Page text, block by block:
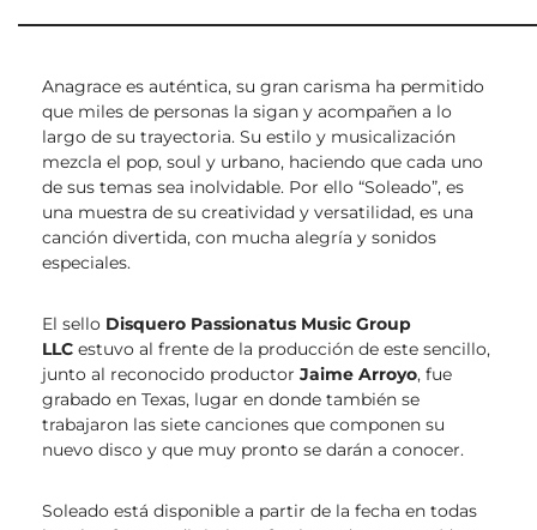
Anagrace es auténtica, su gran carisma ha permitido
que miles de personas la sigan y acompañen a lo
largo de su trayectoria. Su estilo y musicalización
mezcla el pop, soul y urbano, haciendo que cada uno
de sus temas sea inolvidable. Por ello “Soleado”, es
una muestra de su creatividad y versatilidad, es una
canción divertida, con mucha alegría y sonidos
especiales.
El sello Disquero Passionatus Music Group
LLC estuvo al frente de la producción de este sencillo,
junto al reconocido productor Jaime Arroyo, fue
grabado en Texas, lugar en donde también se
trabajaron las siete canciones que componen su
nuevo disco y que muy pronto se darán a conocer.
Soleado está disponible a partir de la fecha en todas